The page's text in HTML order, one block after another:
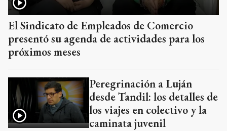
El Sindicato de Empleados de Comercio
presentó su agenda de actividades para los
próximos meses
Peregrinación a Luján
desde Tandil: los detalles de
los viajes en colectivo y la
caminata juvenil